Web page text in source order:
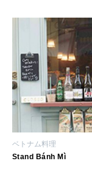
ベトナム料理
Stand Bánh Mì